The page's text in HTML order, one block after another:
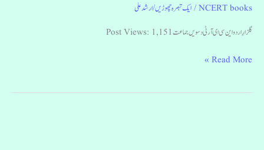
NCERT books
/ایک تبصرہ چھوڑیں/ارشد علی
گلزارِ اردو این سی ای آر ٹی دسویں جماعت Post Views: 1,151
Read More »